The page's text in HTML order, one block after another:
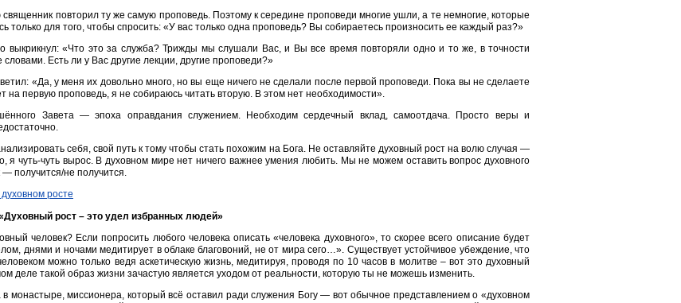
повторил ту же самую проповедь. Поэтому к середине проповеди многие ушли, а те немногие, которые
только для того, чтобы спросить: «У вас только одна проповедь? Вы собираетесь произносить ее каждый раз?»
выкрикнул: «Что это за служба? Трижды мы слушали Вас, и Вы все время повторяли одно и то же, в точности
Есть ли у Вас другие лекции, другие проповеди?»
«Да, у меня их довольно много, но вы еще ничего не сделали после первой проповеди. Пока вы не сделаете
на первую проповедь, я не собираюсь читать вторую. В этом нет необходимости».
Завета — эпоха оправдания служением. Необходим сердечный вклад, самоотдача. Просто веры и
себя, свой путь к тому чтобы стать похожим на Бога. Не оставляйте духовный рост на волю случая —
я чуть-чуть вырос. В духовном мире нет ничего важнее умения любить. Мы не можем оставить вопрос духовного
— получится/не получится.
рост – это удел избранных людей»
человек? Если попросить любого человека описать «человека духовного», то скорее всего описание будет
днями и ночами медитирует в облаке благовоний, не от мира сего…». Существует устойчивое убеждение, что
можно только ведя аскетическую жизнь, медитируя, проводя по 10 часов в молитве – вот это духовный
деле такой образ жизни зачастую является уходом от реальности, которую ты не можешь изменить.
монастыре, миссионера, который всё оставил ради служения Богу — вот обычное представлением о «духовном